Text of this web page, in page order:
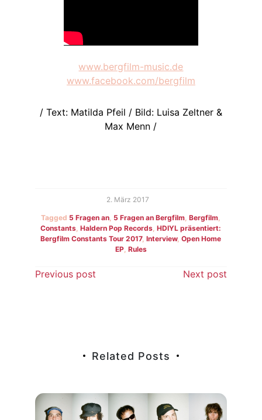
www.bergfilm-music.de
www.facebook.com/bergfilm
/ Text: Matilda Pfeil / Bild: Luisa Zeltner &
Max Menn /
2. März 2017
Tagged 5 Fragen an 5 Fragen an Bergfilm ,Bergfilm
Constants ,Haldern Pop Records ,HDIYL präsentiert:
Bergfilm Constants Tour 2017,Interview,Open Home
EP, Rules
Beitragsnavigation
Previous post Next post
Related Posts